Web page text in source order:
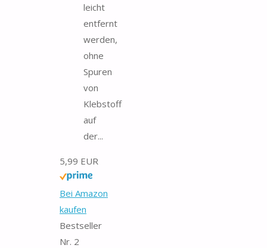
leicht
entfernt
werden,
ohne
Spuren
von
Klebstoff
auf
der...
5,99 EUR
Bei Amazon
kaufen
Bestseller
Nr. 2